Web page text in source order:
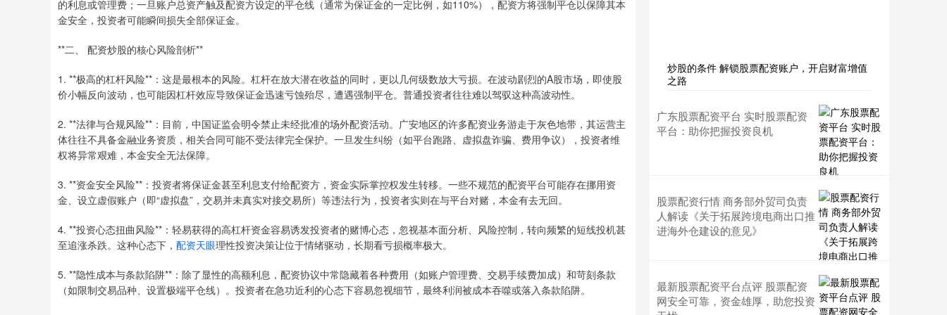
的利息或管理费；一旦账户总资产触及配资方设定的平仓线（通常为保证金的一定比例，如110%），配资方将强制平仓以保障其本
金安全，投资者可能瞬间损失全部保证金。
**二、 配资炒股的核心风险剖析**
1. **极高的杠杆风险**：这是最根本的风险。杠杆在放大潜在收益的同时，更以几何级数放大亏损。在波动剧烈的A股市场，即使股
价小幅反向波动，也可能因杠杆效应导致保证金迅速亏蚀殆尽，遭遇强制平仓。普通投资者往往难以驾驭这种高波动性。
2. **法律与合规风险**：目前，中国证监会明令禁止未经批准的场外配资活动。广安地区的许多配资业务游走于灰色地带，其运营主
体往往不具备金融业务资质，相关合同可能不受法律完全保护。一旦发生纠纷（如平台跑路、虚拟盘诈骗、费用争议），投资者维
权将异常艰难，本金安全无法保障。
3. **资金安全风险**：投资者将保证金甚至利息支付给配资方，资金实际掌控权发生转移。一些不规范的配资平台可能存在挪用资
金、设立虚假账户（即“虚拟盘”，交易并未真实对接交易所）等违法行为，投资者实则在与平台对赌，本金有去无回。
4. **投资心态扭曲风险**：轻易获得的高杠杆资金容易诱发投资者的赌博心态，忽视基本面分析、风险控制，转向频繁的短线投机甚
至追涨杀跌。这种心态下， 配资天眼理性投资决策让位于情绪驱动，长期看亏损概率极大。
5. **隐性成本与条款陷阱**：除了显性的高额利息，配资协议中常隐藏着各种费用（如账户管理费、交易手续费加成）和苛刻条款
（如限制交易品种、设置极端平仓线）。投资者在急功近利的心态下容易忽视细节，最终利润被成本吞噬或落入条款陷阱。
炒股的条件 解锁股票配资账户，开启财富增值
之路
广东股票配资平台 实时股票配资
平台：助你把握投资良机
股票配资行情 商务部外贸司负责
人解读《关于拓展跨境电商出口推
进海外仓建设的意见》
最新股票配资平台点评 股票配资
网安全可靠，资金雄厚，助您投资